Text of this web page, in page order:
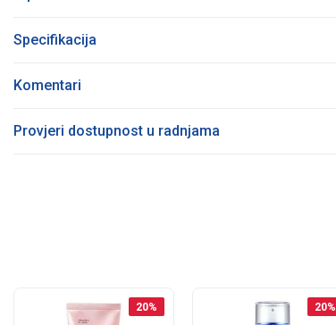
Specifikacija
Komentari
Provjeri dostupnost u radnjama
20% 20%